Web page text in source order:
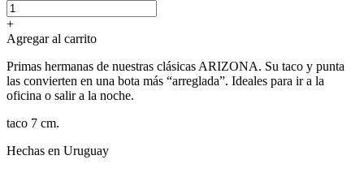
+
Agregar al carrito
Primas hermanas de nuestras clásicas ARIZONA. Su taco y punta
las convierten en una bota más “arreglada”. Ideales para ir a la
oficina o salir a la noche.
taco 7 cm.
Hechas en Uruguay